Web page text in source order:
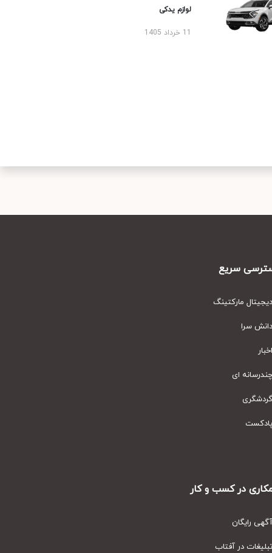
لوازم یدکی
سریع
مارکتینگ
سرا
ای
در کسب و کار
رایگان
در آفتاب